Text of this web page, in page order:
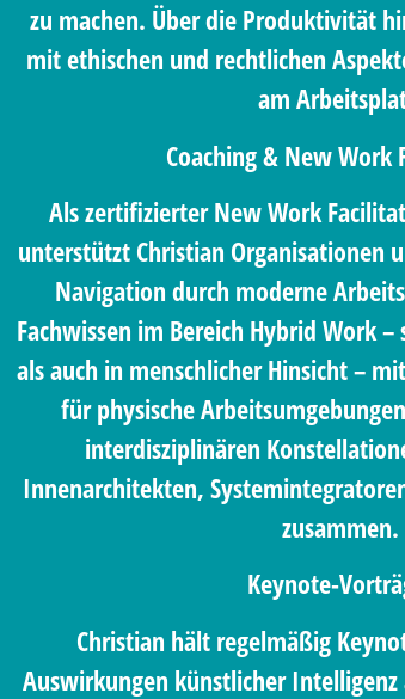
zu machen. Über die Produktivität
mit ethischen und rechtlichen
am
Coaching & New Work
Als zertifizierter New Work
unterstützt Christian Organisationen
Navigation durch moderne
Fachwissen im Bereich Hybrid Work
als auch in menschlicher Hinsicht –
für physische
interdisziplinären
Innenarchitekten,
zusammen.
Keynote-
Christian hält regelmäßig
Auswirkungen künstlicher